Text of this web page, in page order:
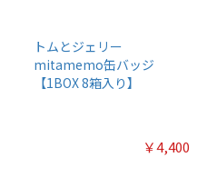
トムとジェリー
mitamemo缶バッジ
【1BOX 8箱入り】
￥4,400